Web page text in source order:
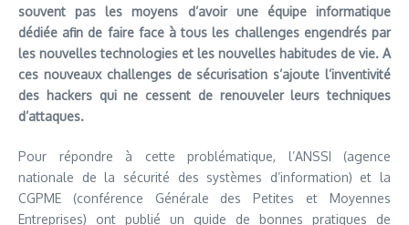
souvent pas les moyens d’avoir une équipe informatique
dédiée afin de faire face à tous les challenges engendrés par
les nouvelles technologies et les nouvelles habitudes de vie. A
ces nouveaux challenges de sécurisation s’ajoute l’inventivité
des hackers qui ne cessent de renouveler leurs techniques
d’attaques.
Pour répondre à cette problématique, l’ANSSI (agence
nationale de la sécurité des systèmes d’information) et la
CGPME (conférence Générale des Petites et Moyennes
Entreprises) ont publié un guide de bonnes pratiques de